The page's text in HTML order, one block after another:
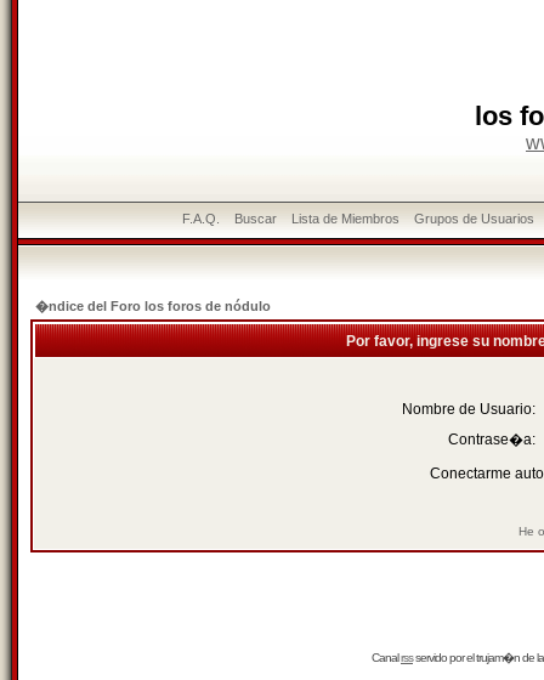
los
F.A.Q. Buscar Lista de Miembros Grupos de Usuarios
�ndice del Foro los foros de nódulo
Por favor, ingrese su
Nombre de Usuario:
Contrase�a:
Conectarme
He
Canalrssservido por eltrujam�nde